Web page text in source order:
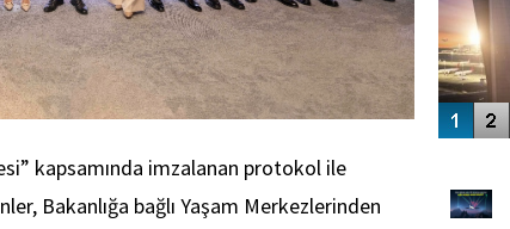
kapsamında imzalanan protokol ile
Bakanlığa bağlı Yaşam Merkezlerinden